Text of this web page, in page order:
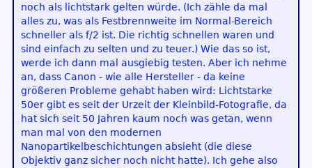
noch als lichtstark gelten würde. (Ich zähle da mal
alles zu, was als Festbrennweite im Normal-Bereich
schneller als f/2 ist. Die richtig schnellen waren und
sind einfach zu selten und zu teuer.) Wie das so ist,
werde ich dann mal ausgiebig testen. Aber ich nehme
an, dass Canon - wie alle Hersteller - da keine
größeren Probleme gehabt haben wird: Lichtstarke
50er gibt es seit der Urzeit der Kleinbild-Fotografie, da
hat sich seit 50 Jahren kaum noch was getan, wenn
man mal von den modernen
Nanopartikelbeschichtungen absieht (die diese
Objektiv ganz sicher noch nicht hatte). Ich gehe also